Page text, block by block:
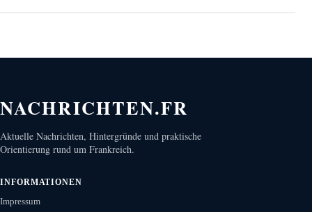
NACHRICHTEN.FR
Aktuelle Nachrichten, Hintergründe und praktische
Orientierung rund um Frankreich.
INFORMATIONEN
Impressum